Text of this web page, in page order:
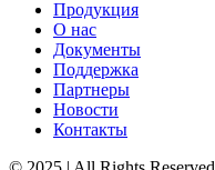
Продукция
О нас
Документы
Поддержка
Партнеры
Новости
Контакты